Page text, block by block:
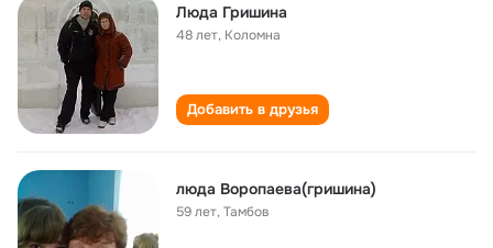
Люда Гришина
48 лет, Коломна
Добавить в друзья
люда Воропаева(гришина)
59 лет,Тамбов